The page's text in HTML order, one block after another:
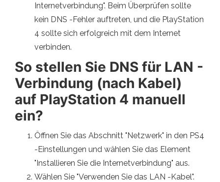
Internetverbindung". Beim Überprüfen sollte
kein DNS -Fehler auftreten, und die PlayStation
4 sollte sich erfolgreich mit dem Internet
verbinden.
So stellen Sie DNS für LAN -
Verbindung (nach Kabel)
auf PlayStation 4 manuell
ein?
Öffnen Sie das Abschnitt "Netzwerk" in den PS4
-Einstellungen und wählen Sie das Element
"Installieren Sie die Internetverbindung" aus.
Wählen Sie "Verwenden Sie das LAN -Kabel".